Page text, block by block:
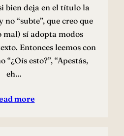
bien deja en el título la
no “subte”, que creo que
mal) sí adopta modos
Entonces leemos con
“¿Oís esto?”, “Apestás,
eh…
more